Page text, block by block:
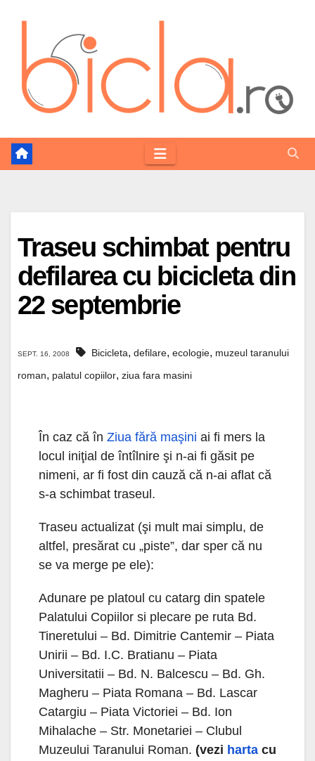
Traseu schimbat pentru
defilarea cu bicicleta din
22 septembrie
SEPT. 16, 2008 Bicicleta, defilare, ecologie, muzeul taranului
roman, palatul copiilor, ziua fara masini
În caz că în Ziua fără maşini ai fi mers la
locul iniţial de întîlnire şi n-ai fi găsit pe
nimeni, ar fi fost din cauză că n-ai aflat că
s-a schimbat traseul.
Traseu actualizat (şi mult mai simplu, de
altfel, presărat cu „piste”, dar sper că nu
se va merge pe ele):
Adunare pe platoul cu catarg din spatele
Palatului Copiilor si plecare pe ruta Bd.
Tineretului – Bd. Dimitrie Cantemir – Piata
Unirii – Bd. I.C. Bratianu – Piata
Universitatii – Bd. N. Balcescu – Bd. Gh.
Magheru – Piata Romana – Bd. Lascar
Catargiu – Piata Victoriei – Bd. Ion
Mihalache – Str. Monetariei – Clubul
Muzeului Taranului Roman. (vezi harta cu